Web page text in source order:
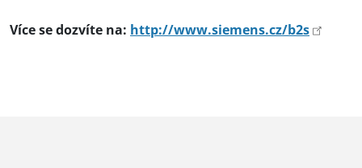
Více se dozvíte na: http://www.siemens.cz/b2s